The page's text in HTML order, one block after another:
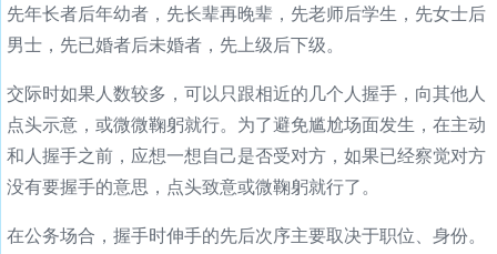
先年长者后年幼者，先长辈再晚辈，先老师后学生，先女士后
男士，先已婚者后未婚者，先上级后下级。
交际时如果人数较多，可以只跟相近的几个人握手，向其他人
点头示意，或微微鞠躬就行。为了避免尴尬场面发生，在主动
和人握手之前，应想一想自己是否受对方，如果已经察觉对方
没有要握手的意思，点头致意或微鞠躬就行了。
在公务场合，握手时伸手的先后次序主要取决于职位、身份。